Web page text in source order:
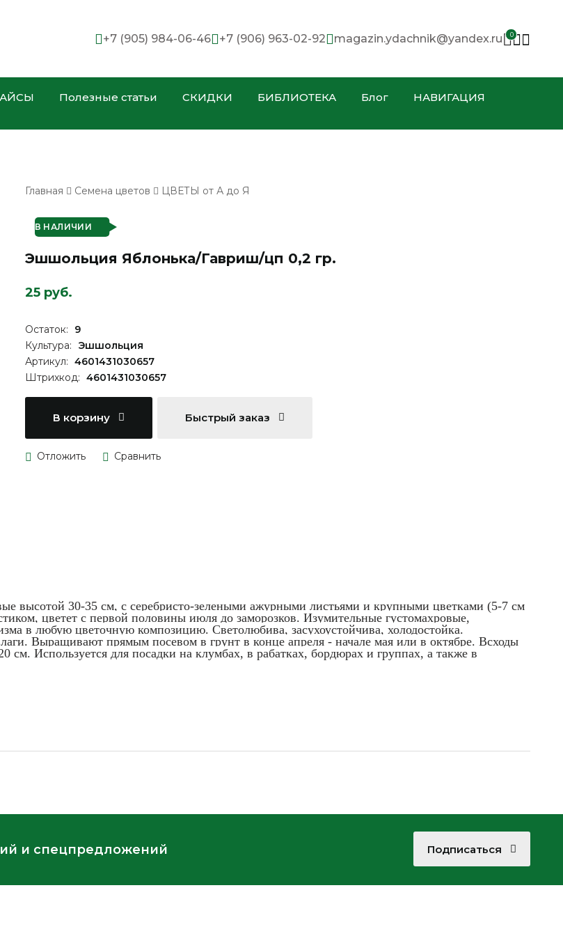
+7 (905) 984-06-46 +7 (906) 963-02-92 magazin.ydachnik@yandex.ru 0
Полезные статьи СКИДКИ БИБЛИОТЕКА Блог
НАВИГАЦИЯ
Главная Семена цветов ЦВЕТЫ от А до Я
В НАЛИЧИИ
Эшшольция Яблонька/Гавриш/цп 0,2 гр.
25 руб.
Остаток:
9
Культура:
Эшшольция
Артикул: 4601431030657
Штрихкод: 4601431030657
В корзину Быстрый заказ
высотой 30-35 см, с серебристо-зелеными ажурными листьями и крупными цветками (5-7 см
цветет с первой половины июля до заморозков. Изумительные густомахровые,
в любую цветочную композицию. Светолюбива, засухоустойчива, холодостойка.
Выращивают прямым посевом в грунт в конце апреля - начале мая или в октябре. Всходы
см. Используется для посадки на клумбах, в рабатках, бордюрах и группах, а также в
и спецпредложений Подписаться